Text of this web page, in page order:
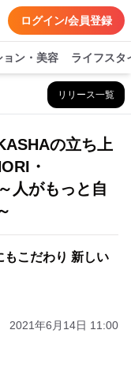
ログイン/会員登録
ョン・美容 ライフスタ
リリース一覧
の立ち上
・
人がもっと自
こだわり 新しい
2021年6月14日 11:00